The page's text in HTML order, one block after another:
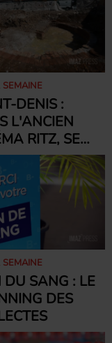
DES
SEMAINE
DENIS :
L'ANCIEN
RITZ, SE
UN
SEMAINE
DU SANG : LE
DES